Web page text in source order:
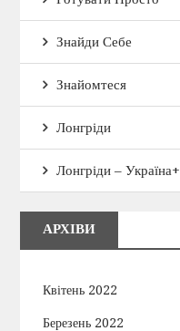
Знайди Себе
Знайомтеся
Лонгріди
Лонгріди – Україна+
АРХІВИ
Квітень 2022
Березень 2022